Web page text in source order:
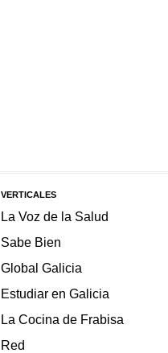
VERTICALES
La Voz de la Salud
Sabe Bien
Global Galicia
Estudiar en Galicia
La Cocina de Frabisa
Red